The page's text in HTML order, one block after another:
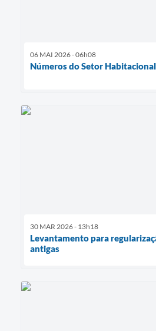
06 MAI 2026 - 06h08
Números do Setor
30 MAR 2026 - 13h18
Levantamento para
antigas